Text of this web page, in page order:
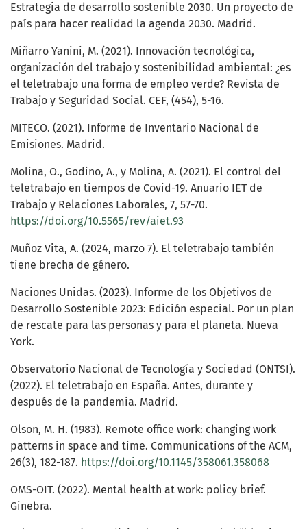
Estrategia de desarrollo sostenible 2030. Un proyecto de
país para hacer realidad la agenda 2030. Madrid.
Miñarro Yanini, M. (2021). Innovación tecnológica,
organización del trabajo y sostenibilidad ambiental: ¿es
el teletrabajo una forma de empleo verde? Revista de
Trabajo y Seguridad Social. CEF, (454), 5-16.
MITECO. (2021). Informe de Inventario Nacional de
Emisiones. Madrid.
Molina, O., Godino, A., y Molina, A. (2021). El control del
teletrabajo en tiempos de Covid-19. Anuario IET de
Trabajo y Relaciones Laborales, 7, 57-70.
https://doi.org/10.5565/rev/aiet.93
Muñoz Vita, A. (2024, marzo 7). El teletrabajo también
tiene brecha de género.
Naciones Unidas. (2023). Informe de los Objetivos de
Desarrollo Sostenible 2023: Edición especial. Por un plan
de rescate para las personas y para el planeta. Nueva
York.
Observatorio Nacional de Tecnología y Sociedad (ONTSI).
(2022). El teletrabajo en España. Antes, durante y
después de la pandemia. Madrid.
Olson, M. H. (1983). Remote office work: changing work
patterns in space and time. Communications of the ACM,
26(3), 182-187. https://doi.org/10.1145/358061.358068
OMS-OIT. (2022). Mental health at work: policy brief.
Ginebra.